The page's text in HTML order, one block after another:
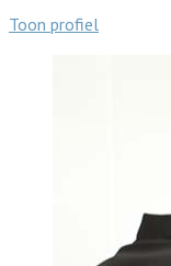
Toon profiel